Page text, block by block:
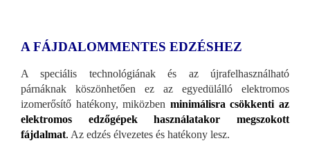
A FÁJDALOMMENTES EDZÉSHEZ
A speciális technológiának és az újrafelhasználható
párnáknak köszönhetően ez az egyedülálló elektromos
izomerősítő hatékony, miközben minimálisra csökkenti az
elektromos edzőgépek használatakor megszokott
fájdalmat. Az edzés élvezetes és hatékony lesz.